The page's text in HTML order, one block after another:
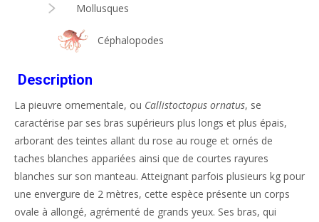
Mollusques
Céphalopodes
Description
La pieuvre ornementale, ou Callistoctopus ornatus, se
caractérise par ses bras supérieurs plus longs et plus épais,
arborant des teintes allant du rose au rouge et ornés de
taches blanches appariées ainsi que de courtes rayures
blanches sur son manteau. Atteignant parfois plusieurs kg pour
une envergure de 2 mètres, cette espèce présente un corps
ovale à allongé, agrémenté de grands yeux. Ses bras, qui